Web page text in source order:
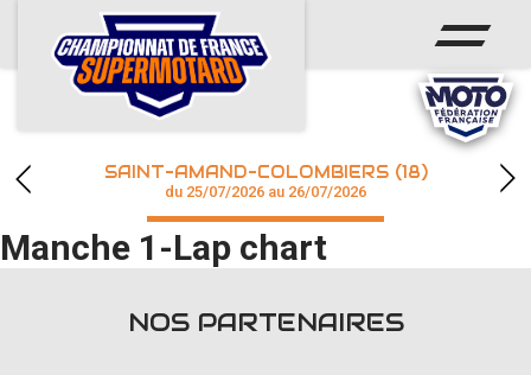
ACCUEIL
ACTUS
CALENDRIER
CHAMPIONNAT
RÉSULTATS
SAINT-AMAND-COLOMBIERS (18)
du 25/07/2026 au 26/07/2026
Manche 1-Lap chart
NOS PARTENAIRES